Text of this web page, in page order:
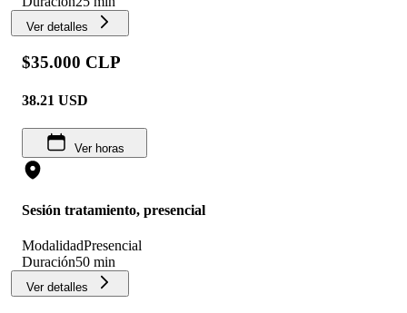
Ver detalles
$35.000 CLP
38.21 USD
Ver horas
Sesión tratamiento, presencial
ModalidadPresencial
Duración50 min
Ver detalles